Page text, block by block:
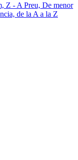
Z - A Preu, De menor
de la A a la Z